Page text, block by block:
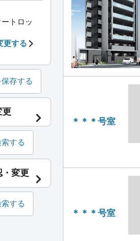
＊＊＊号室
＊＊＊号室
ートロッ
更する
存する
更
する
・変更
する